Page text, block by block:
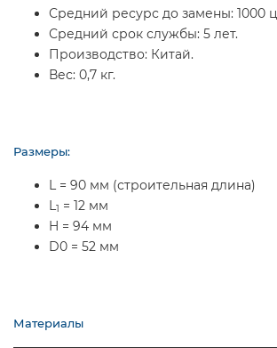
Средний ресурс до замены: 1000
Средний срок службы: 5 лет.
Производство: Китай.
Вес: 0,7 кг.
Размеры:
L = 90 мм (строительная длина)
L1 = 12 мм
H = 94 мм
D0 = 52 мм
Материалы